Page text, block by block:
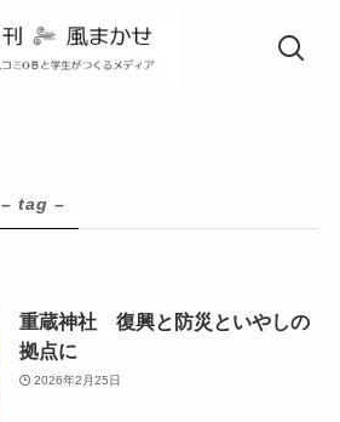
– tag –
重蔵神社 復興と防災といやしの
拠点に
2026年2月25日